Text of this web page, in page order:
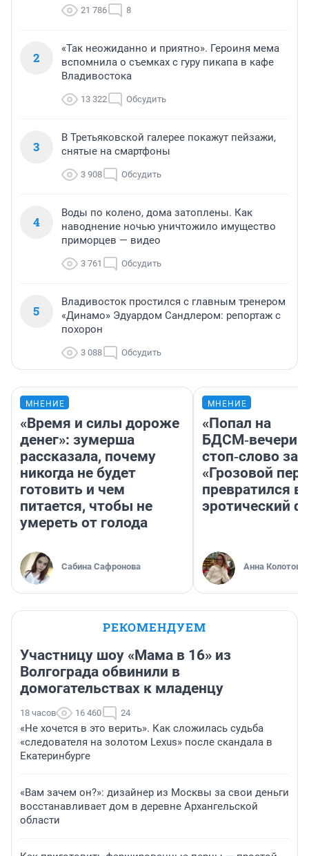
21 786 8
2
«Так неожиданно и приятно». Героиня мема
вспомнила о съемках с гуру пикапа в кафе
Владивостока
13 322 Обсудить
3
В Третьяковской галерее покажут пейзажи,
снятые на смартфоны
3 908 Обсудить
4
Воды по колено, дома затоплены. Как
наводнение ночью уничтожило имущество
приморцев — видео
3 761 Обсудить
5
Владивосток простился с главным тренером
«Динамо» Эдуардом Сандлером: репортаж с
похорон
3 088 Обсудить
МНЕНИЕ
«Время и силы дороже
денег»: зумерша
рассказала, почему
никогда не будет
готовить и чем
питается, чтобы не
умереть от голода
Сабина Сафронова
МНЕНИЕ
«Попал на
стоп‑слово
«Грозовой
превратился в
эротический
Анна Колотова
РЕКОМЕНДУЕМ
Участницу шоу «Мама в 16» из
Волгограда обвинили в
домогательствах к младенцу
18 часов 16 460 24
«Не хочется в это верить». Как сложилась судьба
«следователя на золотом Lexus» после скандала в
Екатеринбурге
«Вам зачем он?»: дизайнер из Москвы за свои деньги
восстанавливает дом в деревне Архангельской
области